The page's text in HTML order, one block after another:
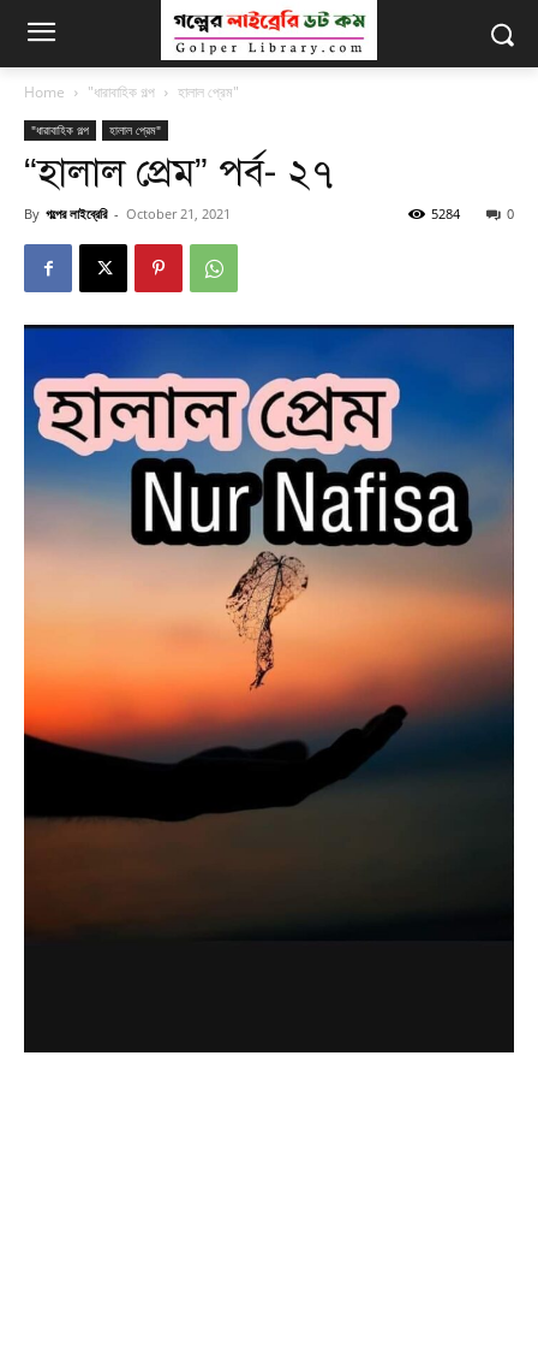
Home "ধারাবাহিক গল্প হালাল প্রেম"
"ধারাবাহিক গল্প হালাল প্রেম"
“হালাল প্রেম” পর্ব- ২৭
By গল্পের লাইব্রেরি - October 21, 2021 0
5284